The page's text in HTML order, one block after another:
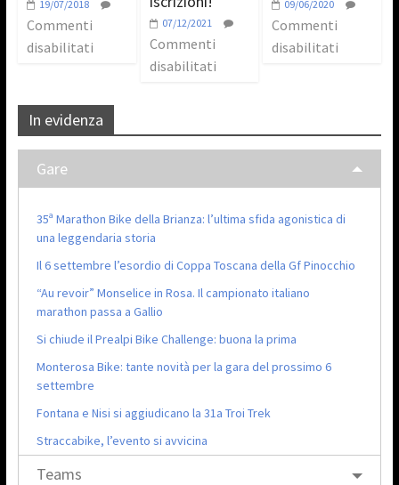
19/07/2018
Commenti
disabilitati
07/12/2021
Commenti
disabilitati
09/06/2020
Commenti
disabilitati
In evidenza
Gare
35ª Marathon Bike della Brianza: l’ultima sfida agonistica di
una leggendaria storia
Il 6 settembre l’esordio di Coppa Toscana della Gf Pinocchio
“Au revoir” Monselice in Rosa. Il campionato italiano
marathon passa a Gallio
Si chiude il Prealpi Bike Challenge: buona la prima
Monterosa Bike: tante novità per la gara del prossimo 6
settembre
Fontana e Nisi si aggiudicano la 31a Troi Trek
Straccabike, l’evento si avvicina
Teams